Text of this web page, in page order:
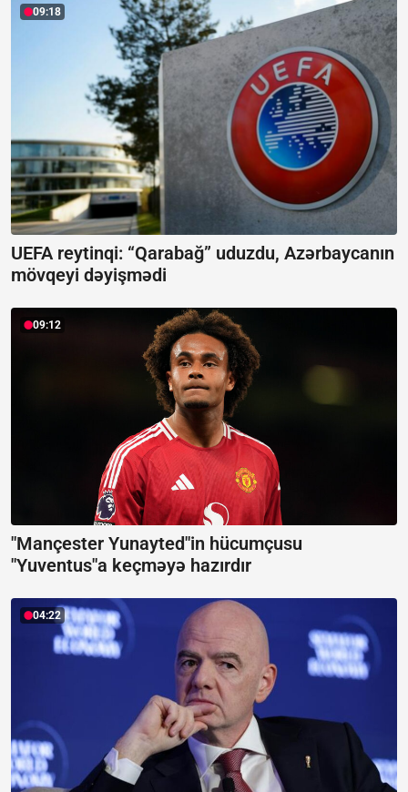
09:18
UEFA reytinqi: “Qarabağ” uduzdu, Azərbaycanın
mövqeyi dəyişmədi
09:12
"Mançester Yunayted"in hücumçusu
"Yuventus"a keçməyə hazırdır
04:22